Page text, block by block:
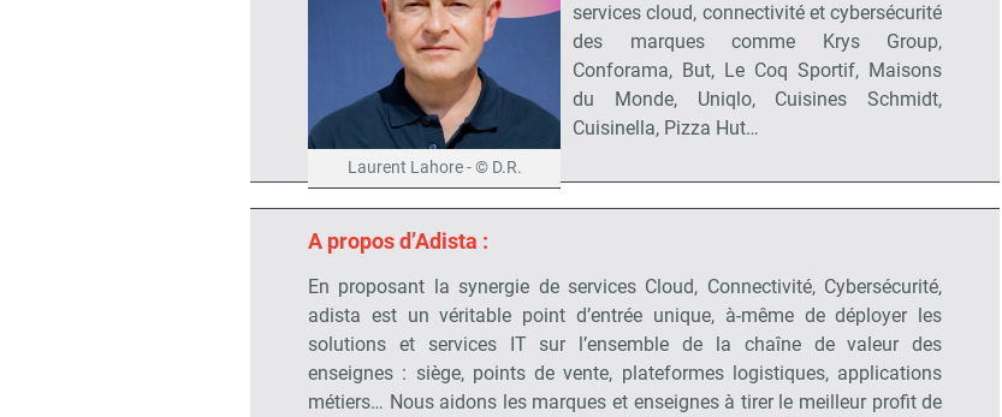
Laurent Lahore - © D.R.
services cloud, connectivité et cybersécurité
des marques comme Krys Group,
Conforama, But, Le Coq Sportif, Maisons
du Monde, Uniqlo, Cuisines Schmidt,
Cuisinella, Pizza Hut…
A propos d’Adista :
En proposant la synergie de services Cloud, Connectivité, Cybersécurité,
adista est un véritable point d’entrée unique, à-même de déployer les
solutions et services IT sur l’ensemble de la chaîne de valeur des
enseignes : siège, points de vente, plateformes logistiques, applications
métiers… Nous aidons les marques et enseignes à tirer le meilleur profit de